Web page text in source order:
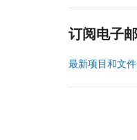
订阅电子
最新项目和文